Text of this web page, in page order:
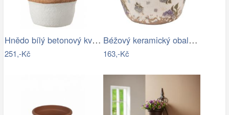
Hnědo bílý betonový květináč L - Ø 18…
251,-Kč
Béžový keramický obal na květináč s…
163,-Kč